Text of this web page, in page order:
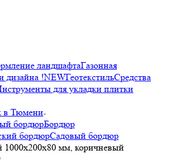
ландшафтаГазонная
дизайна !NEWГеотекстильСредства
для укладки плитки
в Тюмени
бордюрБордюр
бордюрСадовый бордюр
1000х200х80 мм, коричневый